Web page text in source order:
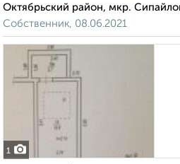
Октябрьский район, мкр.
Собственник, 08.06.2021
1